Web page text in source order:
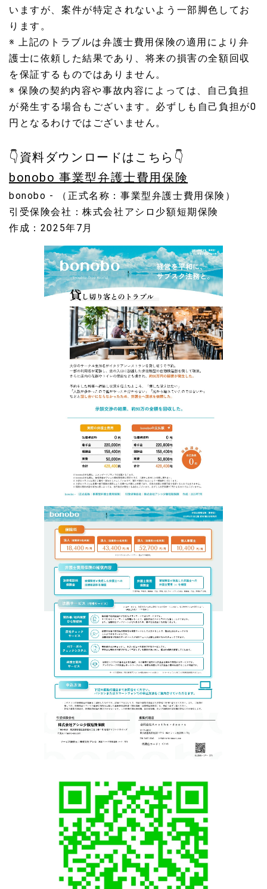
いますが、案件が特定されないよう一部脚色してお
ります。
※ 上記のトラブルは弁護士費用保険の適用により弁
護士に依頼した結果であり、将来の損害の全額回収
を保証するものではありません。
※ 保険の契約内容や事故内容によっては、自己負担
が発生する場合もございます。必ずしも自己負担が0
円となるわけではございません。
👇資料ダウンロードはこちら👇
bonobo 事業型弁護士費用保険
bonobo - （正式名称：事業型弁護士費用保険）
引受保険会社：株式会社アシロ少額短期保険
作成：2025年7月